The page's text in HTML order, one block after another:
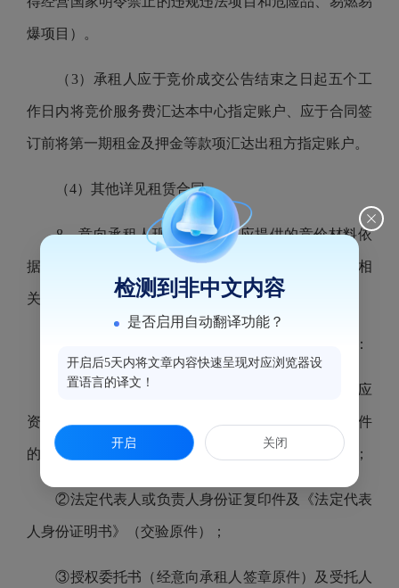
爆项目）。
（3）承租人应于竞价成交公告结束之日起五个工
作日内将竞价服务费汇达本中心指定账户、应于合同签
订前将第一期租金及押金等款项汇达出租方指定账户。
（4）其他详见租赁合同。
8、意向承租人现场资格审核应提供的竞价材料依
据《福州海峡纵横电子竞价平台资产招租办理规程》相
关规定提交：
法人或企、事业单位或其他组织作为意向承租人：
①营业执照、组织机构代码证和税务登记证或相应
资质的证明文件（交验原件，若资质证明为三合一证件
的，提供有效的三合一证件，复印件均须加盖公章）；
②法定代表人或负责人身份证复印件及《法定代表
人身份证明书》（交验原件）；
③授权委托书（经意向承租人签章原件）及受托人
检测到非中文内容
是否启用自动翻译功能？
开启后5天内将文章内容快速呈现对应浏览器设
置语言的译文！
开启 关闭